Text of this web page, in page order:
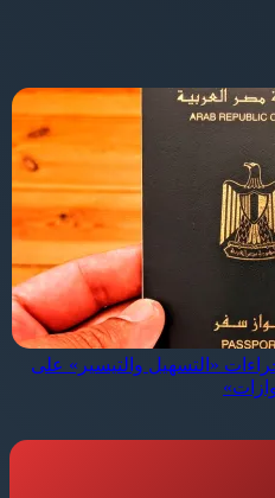
«التسهيل والتيسير» على